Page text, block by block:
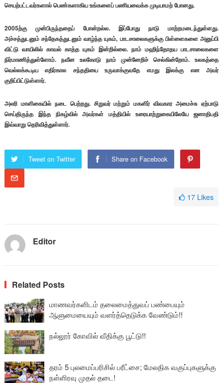
செயற்பட்டவர்களால் பெண்களாகிய உங்களைப் பணியவைக்க முடியாமற் போனது.
2005ற்கு முன்பிருந்ததைப் போன்றல்ல. இப்போது நாடு மாற்றமடைந்துள்ளது.
அச்சத்துடனும் சந்தேகத்துடனும் வாழ்ந்த யுகம், பாடசாலைகளுக்கு பிள்ளைகளை அனுப்பி
விட்டு வாயிலில் காவல் காத்த யுகம் இன்றில்லை. நாம் மஹிந்தோதய பாடசாலைகளை
நிர்மாணித்துள்ளோம். நவீன உலகோடு நாம் முன்னேறிச் செல்கின்றோம். உலகத்தை
வெல்லக்கூடிய எதிர்கால சந்ததியை உருவாக்குவதே எமது இலக்கு என அவர்
குறிப்பிட்டுள்ளார்.
அலரி மாளிகையில் நடை பெற்றது. சிறுவர் மற்றும் மகளிர் விவகார அமைச்சு ஏற்பாடு
செய்திருந்த இந்த நிகழ்வில் அவர்கள் மத்தியில் உரையாற்றுகையிலேயே ஜனாதிபதி
இவ்வாறு தெரிவித்துள்ளார்.
Tweet on Twitter Share on Facebook
17 Likes
Editor
Related Posts
மாணவர்களிடம் தலைமைத்துவப் பண்பையும்
ஆளுமையையும் வளர்த்தெடுக்க வேண்டும்!!
நல்லூர் கோவில் வீதிக்கு பூட்டு!!
தரம் 5 புலமைப்பரிசில் பரீட்சை; மேலதிக வகுப்புகளுக்கு
நள்ளிரவு முதல் தடை!